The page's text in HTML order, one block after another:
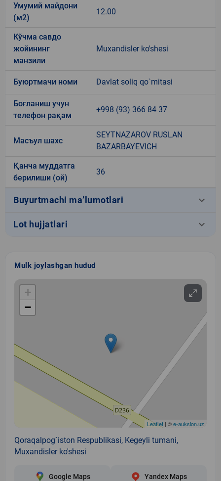
Умумий майдони
(м2)
12.00
Кўчма савдо
жойининг
манзили
Muxandisler ko'shesi
Буюртмачи номи Davlat soliq qo`mitasi
Боғланиш учун
телефон рақам
+998 (93) 366 84 37
Масъул шахс
SEYTNAZAROV RUSLAN
BAZARBAYEVICH
Қанча муддатга
берилиши (ой)
36
Buyurtmachi ma’lumotlari keyboard_arrow_down
Lot hujjatlari keyboard_arrow_down
Mulk joylashgan hudud
+
−
Leaflet | ©e-auksion.uz
Qoraqalpog`iston Respublikasi, Kegeyli tumani,
Muxandisler ko'shesi
Google Maps Yandex Maps